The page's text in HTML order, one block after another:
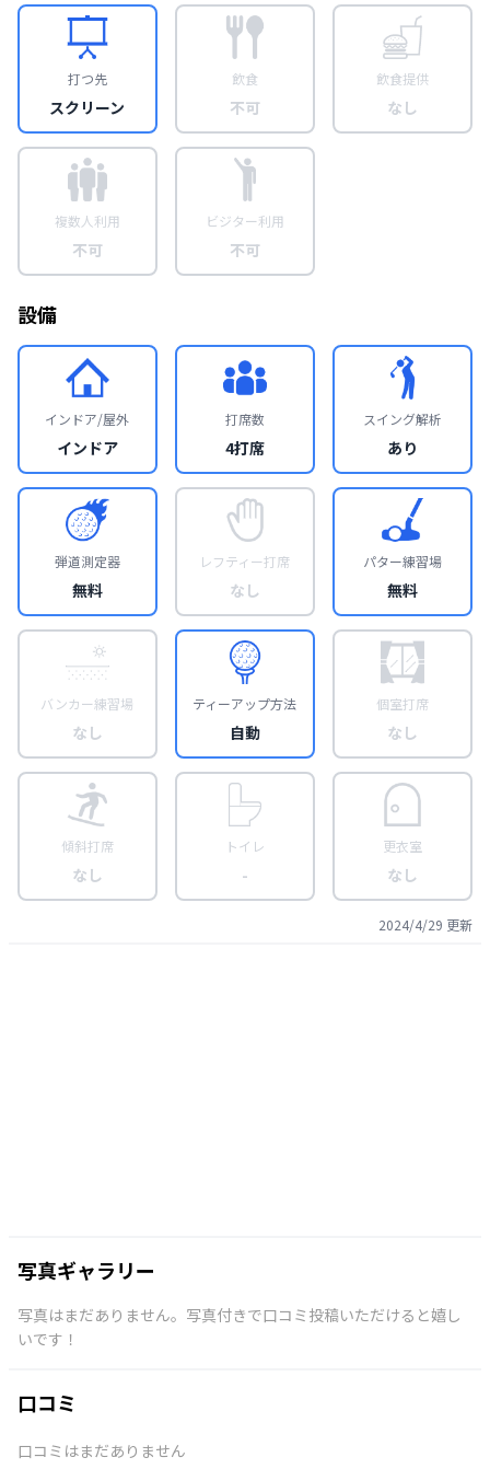
打つ先
スクリーン
飲食
不可
飲食提供
なし
複数人利用
不可
ビジター利用
不可
設備
インドア/屋外
インドア
打席数
4打席
スイング解析
あり
弾道測定器
無料
レフティー打席
なし
パター練習場
無料
バンカー練習場
なし
ティーアップ方法
自動
個室打席
なし
傾斜打席
なし
トイレ
-
更衣室
なし
2024/4/29 更新
写真ギャラリー
写真はまだありません。写真付きで口コミ投稿いただけると嬉し
いです！
口コミ
口コミはまだありません